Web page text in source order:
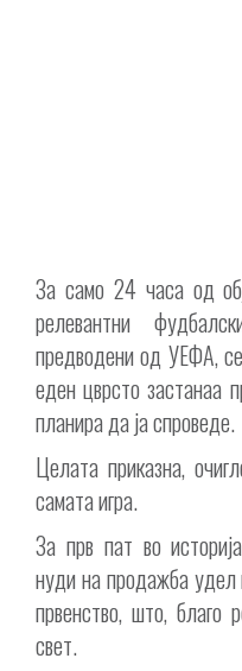
За само 24 часа од
релевантни
предводени од УЕФА,
еден цврсто застанаа
планира да ја спроведе.
Целата приказна,
самата игра.
За прв пат во
нуди на продажба удел
првенство, што, благо
свет.